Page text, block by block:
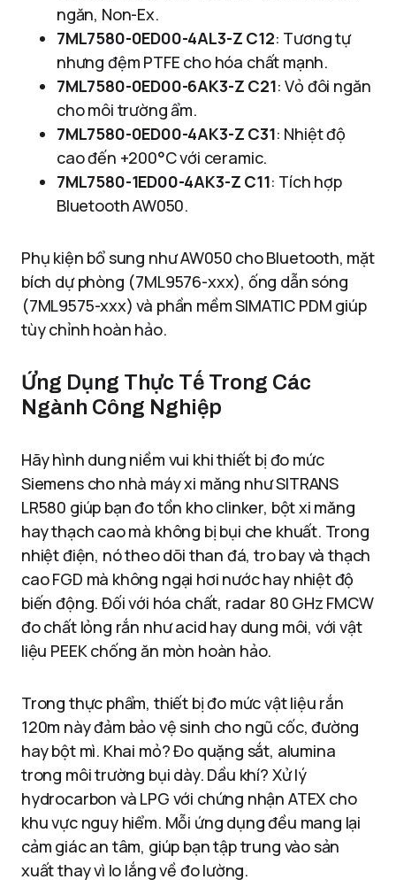
ngăn, Non-Ex.
7ML7580-0ED00-4AL3-Z C12: Tương tự
nhưng đệm PTFE cho hóa chất mạnh.
7ML7580-0ED00-6AK3-Z C21: Vỏ đôi ngăn
cho môi trường ẩm.
7ML7580-0ED00-4AK3-Z C31: Nhiệt độ
cao đến +200°C với ceramic.
7ML7580-1ED00-4AK3-Z C11: Tích hợp
Bluetooth AW050.
Phụ kiện bổ sung như AW050 cho Bluetooth, mặt
bích dự phòng (7ML9576-xxx), ống dẫn sóng
(7ML9575-xxx) và phần mềm SIMATIC PDM giúp
tùy chỉnh hoàn hảo.
Ứng Dụng Thực Tế Trong Các
Ngành Công Nghiệp
Hãy hình dung niềm vui khi thiết bị đo mức
Siemens cho nhà máy xi măng như SITRANS
LR580 giúp bạn đo tồn kho clinker, bột xi măng
hay thạch cao mà không bị bụi che khuất. Trong
nhiệt điện, nó theo dõi than đá, tro bay và thạch
cao FGD mà không ngại hơi nước hay nhiệt độ
biến động. Đối với hóa chất, radar 80 GHz FMCW
đo chất lỏng rắn như acid hay dung môi, với vật
liệu PEEK chống ăn mòn hoàn hảo.
Trong thực phẩm, thiết bị đo mức vật liệu rắn
120m này đảm bảo vệ sinh cho ngũ cốc, đường
hay bột mì. Khai mỏ? Đo quặng sắt, alumina
trong môi trường bụi dày. Dầu khí? Xử lý
hydrocarbon và LPG với chứng nhận ATEX cho
khu vực nguy hiểm. Mỗi ứng dụng đều mang lại
cảm giác an tâm, giúp bạn tập trung vào sản
xuất thay vì lo lắng về đo lường.